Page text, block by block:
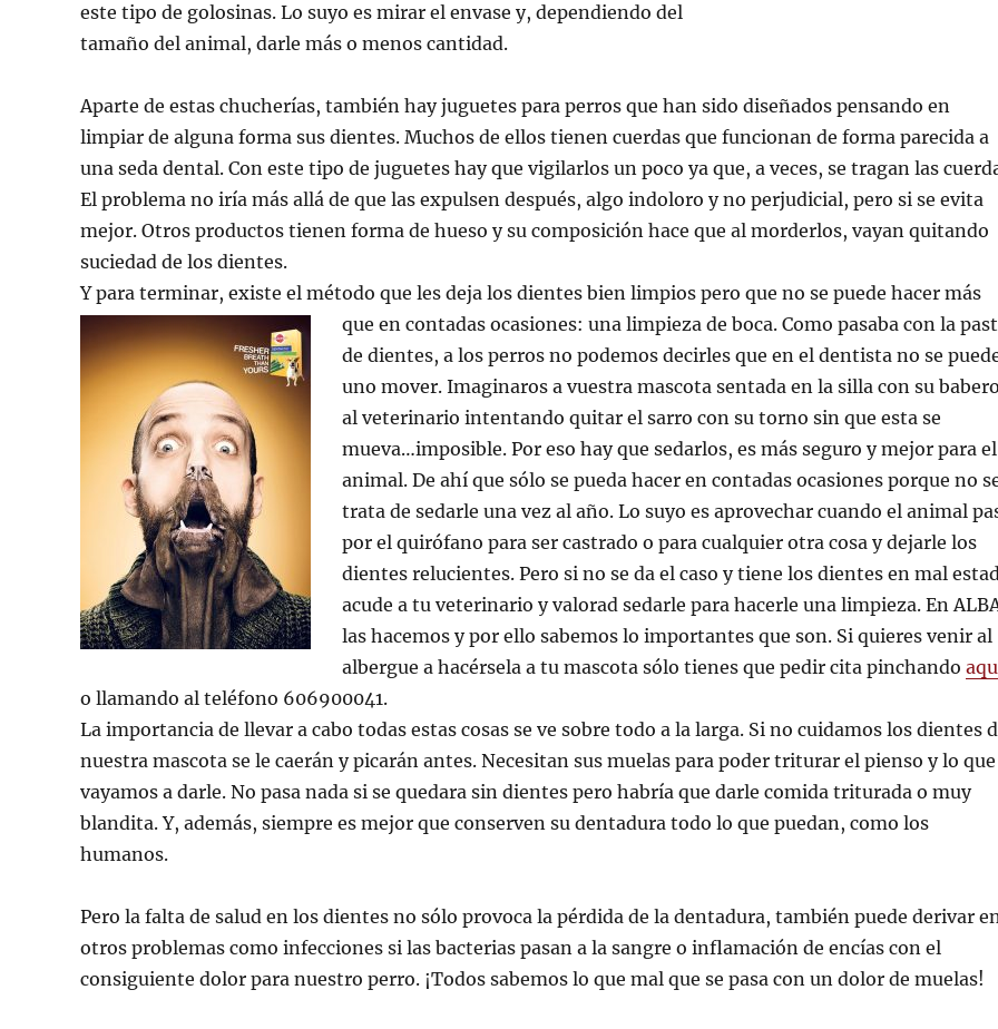
este tipo de golosinas. Lo suyo es mirar el envase y, dependiendo del
tamaño del animal, darle más o menos cantidad.
Aparte de estas chucherías, también hay juguetes para perros que han sido diseñados pensando en
limpiar de alguna forma sus dientes. Muchos de ellos tienen cuerdas que funcionan de forma parecida a
una seda dental. Con este tipo de juguetes hay que vigilarlos un poco ya que, a veces, se tragan las
El problema no iría más allá de que las expulsen después, algo indoloro y no perjudicial, pero si se evita
mejor. Otros productos tienen forma de hueso y su composición hace que al morderlos, vayan quitando
suciedad de los dientes.
Y para terminar, existe el método que les deja los dientes bien limpios pero que no se puede hacer más
que en contadas ocasiones: una limpieza de boca. Como pasaba con la
de dientes, a los perros no podemos decirles que en el dentista no se
uno mover. Imaginaros a vuestra mascota sentada en la silla con su
al veterinario intentando quitar el sarro con su torno sin que esta se
mueva…imposible. Por eso hay que sedarlos, es más seguro y mejor para el
animal. De ahí que sólo se pueda hacer en contadas ocasiones porque no
trata de sedarle una vez al año. Lo suyo es aprovechar cuando el animal
por el quirófano para ser castrado o para cualquier otra cosa y dejarle los
dientes relucientes. Pero si no se da el caso y tiene los dientes en mal
acude a tu veterinario y valorad sedarle para hacerle una limpieza. En
las hacemos y por ello sabemos lo importantes que son. Si quieres venir al
albergue a hacérsela a tu mascota sólo tienes que pedir cita pinchando
o llamando al teléfono 606900041.
La importancia de llevar a cabo todas estas cosas se ve sobre todo a la larga. Si no cuidamos los dientes
nuestra mascota se le caerán y picarán antes. Necesitan sus muelas para poder triturar el pienso y lo que
vayamos a darle. No pasa nada si se quedara sin dientes pero habría que darle comida triturada o muy
blandita. Y, además, siempre es mejor que conserven su dentadura todo lo que puedan, como los
humanos.
Pero la falta de salud en los dientes no sólo provoca la pérdida de la dentadura, también puede derivar
otros problemas como infecciones si las bacterias pasan a la sangre o inflamación de encías con el
consiguiente dolor para nuestro perro. ¡Todos sabemos lo que mal que se pasa con un dolor de muelas!